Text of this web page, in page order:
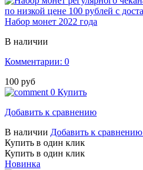
Набор монет 2022 года
В наличии
Комментарии: 0
100 руб
0 Купить
Добавить к сравнению
В наличии Добавить к сравнению
Купить в один клик
Купить в один клик
Новинка